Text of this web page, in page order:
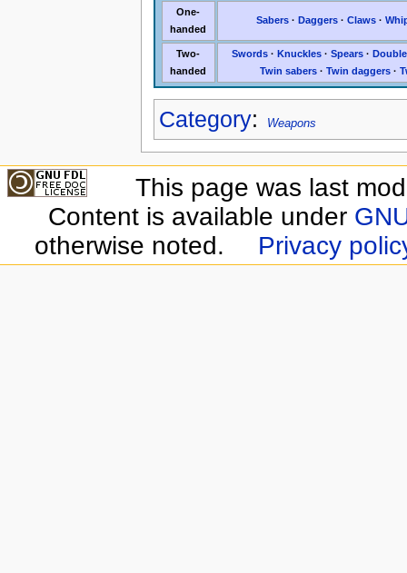
One-
handed
Sabers· Daggers· Claws·
Two-
handed
Swords· Knuckles· Spears·
Twin sabers· Twin daggers·
Category: Weapons
This page was last
Content is available under
otherwise noted.
Privacy